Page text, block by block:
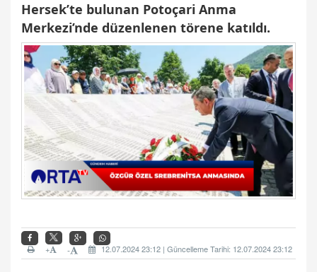
Hersek’te bulunan Potoçari Anma
Merkezi’nde düzenlenen törene katıldı.
12.07.2024 23:12 | Güncelleme Tarihi: 12.07.2024 23:12
-
+